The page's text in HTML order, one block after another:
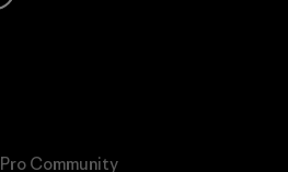
Pro Community